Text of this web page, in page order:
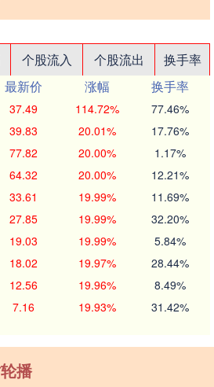
个股流入 个股流出
换手率
最新价 涨幅
换手率
37.49 114.72% 77.46%
39.83 20.01% 17.76%
77.82 20.00% 1.17%
64.32 20.00% 12.21%
33.61 19.99% 11.69%
27.85 19.99% 32.20%
19.03 19.99% 5.84%
18.02 19.97% 28.44%
12.56 19.96% 8.49%
7.16 19.93% 31.42%
播